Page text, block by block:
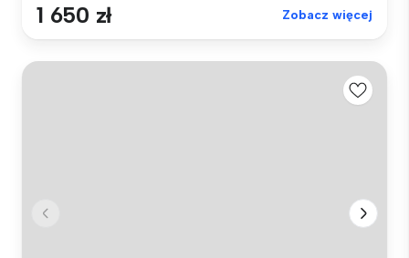
1 650 zł Zobacz więcej